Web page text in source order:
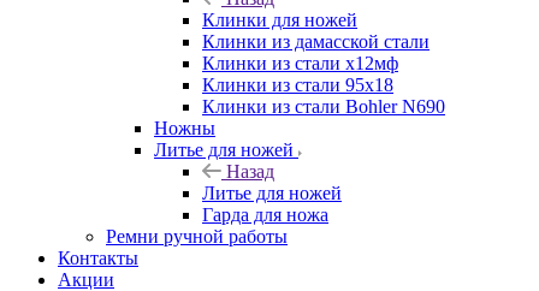
Клинки для ножей
Клинки из дамасской стали
Клинки из стали х12мф
Клинки из стали 95х18
Клинки из стали Bohler N690
Ножны
Литье для ножей
Назад
Литье для ножей
Гарда для ножа
Ремни ручной работы
Контакты
Акции